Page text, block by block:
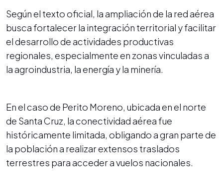
Según el texto oficial, la ampliación de la red aérea
busca fortalecer la integración territorial y facilitar
el desarrollo de actividades productivas
regionales, especialmente en zonas vinculadas a
la agroindustria, la energía y la minería.
En el caso de Perito Moreno, ubicada en el norte
de Santa Cruz, la conectividad aérea fue
históricamente limitada, obligando a gran parte de
la población a realizar extensos traslados
terrestres para acceder a vuelos nacionales.